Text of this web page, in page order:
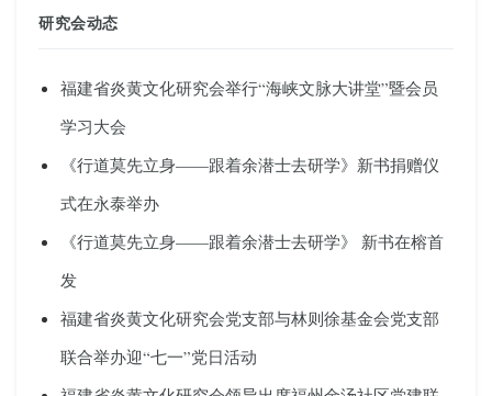
研究会动态
福建省炎黄文化研究会举行“海峡文脉大讲堂”暨会员
学习大会
《行道莫先立身——跟着余潜士去研学》新书捐赠仪
式在永泰举办
《行道莫先立身——跟着余潜士去研学》 新书在榕首
发
福建省炎黄文化研究会党支部与林则徐基金会党支部
联合举办迎“七一”党日活动